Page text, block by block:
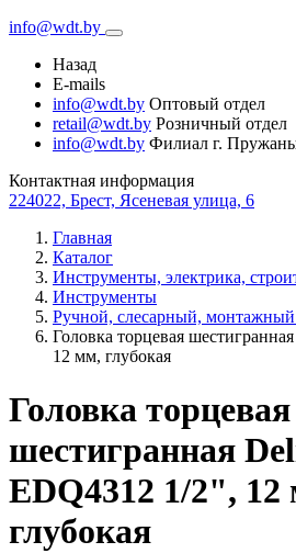
info@wdt.by
Назад
E-mails
info@wdt.by Оптовый отдел
retail@wdt.by Розничный отдел
info@wdt.by Филиал г.
Контактная информация
224022, Брест, Ясеневая улица, 6
Главная
Каталог
Инструменты, электрика,
Инструменты
Ручной, слесарный,
Головка торцевая
12 мм, глубокая
Головка торцевая
шестигранная
EDQ4312 1/2", 12
глубокая